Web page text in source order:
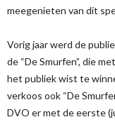
meegenieten van dit
Vorig jaar werd de
de “De Smurfen”, die
het publiek wist te
verkoos ook “De
DVO er met de eerste